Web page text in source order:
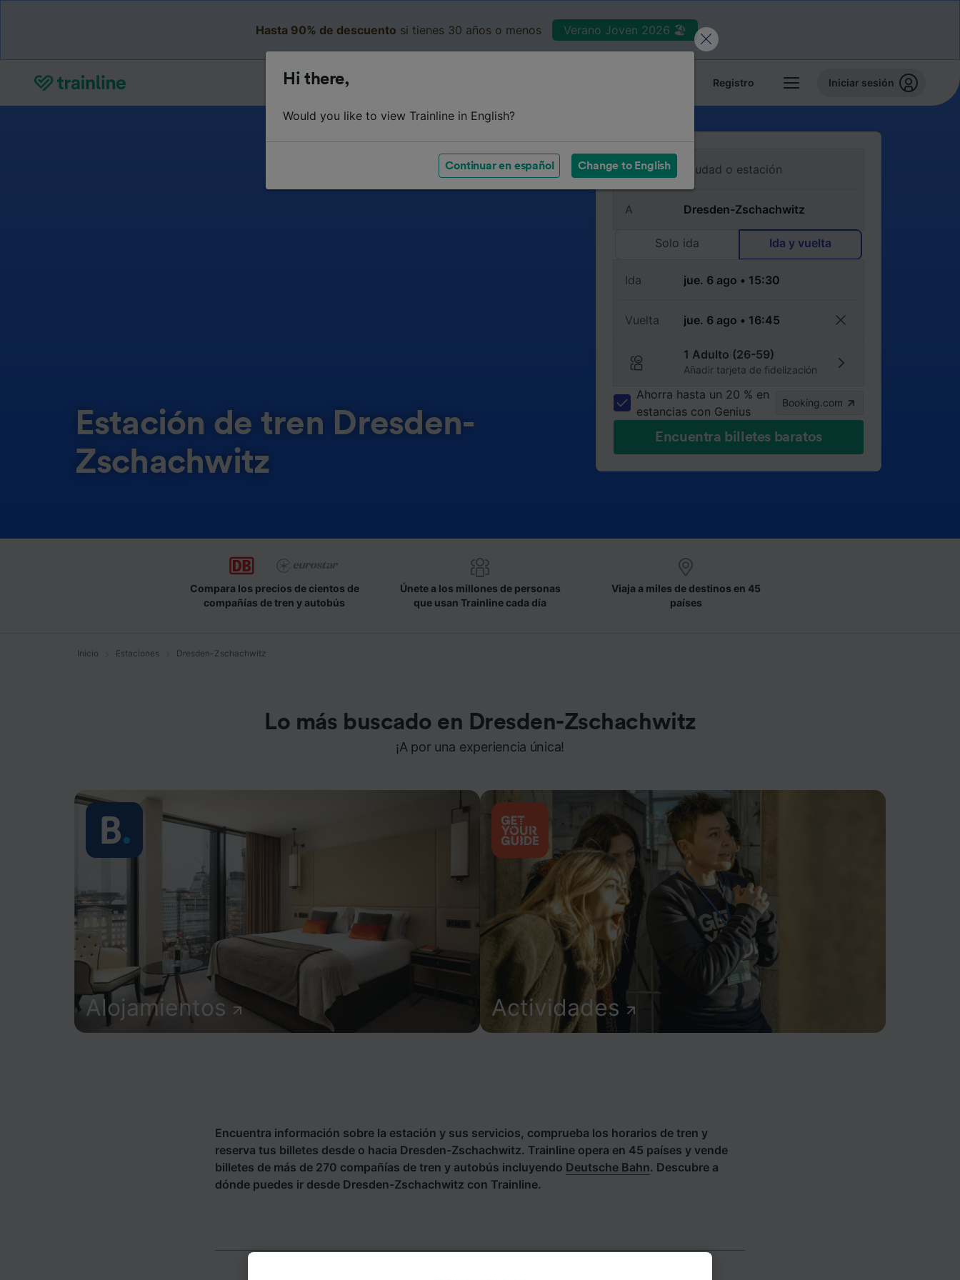
Hasta 90% de descuento si tienes 30 años o menos Verano Joven 2026 🏖️
Registro Iniciar sesión
Estación de tren Dresden-
Zschachwitz
De
A
Solo ida Ida y vuelta
Ida
Vuelta
1 Adulto (26-59)
Añadir tarjeta de fidelización
Ahorra hasta un 20 % en
estancias con Genius
Booking.com
Encuentra billetes baratos
Compara los precios de cientos de
compañías de tren y autobús
Únete a los millones de personas
que usan Trainline cada día
Viaja a miles de destinos en 45
países
Inicio Estaciones Dresden-Zschachwitz
Lo más buscado en Dresden-Zschachwitz
¡A por una experiencia única!
Alojamientos Actividades
Encuentra información sobre la estación y sus servicios, comprueba los horarios de tren y
reserva tus billetes desde o hacia Dresden-Zschachwitz. Trainline opera en 45 países y vende
billetes de más de 270 compañías de tren y autobús incluyendo Deutsche Bahn. Descubre a
dónde puedes ir desde Dresden-Zschachwitz con Trainline.
Hi there,
Would you like to view Trainline in English?
Continuar en español Change to English